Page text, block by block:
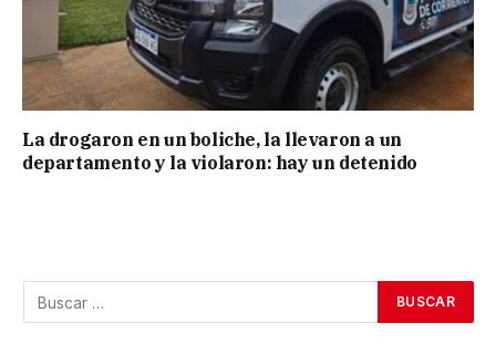
La drogaron en un boliche, la llevaron a un
departamento y la violaron: hay un detenido